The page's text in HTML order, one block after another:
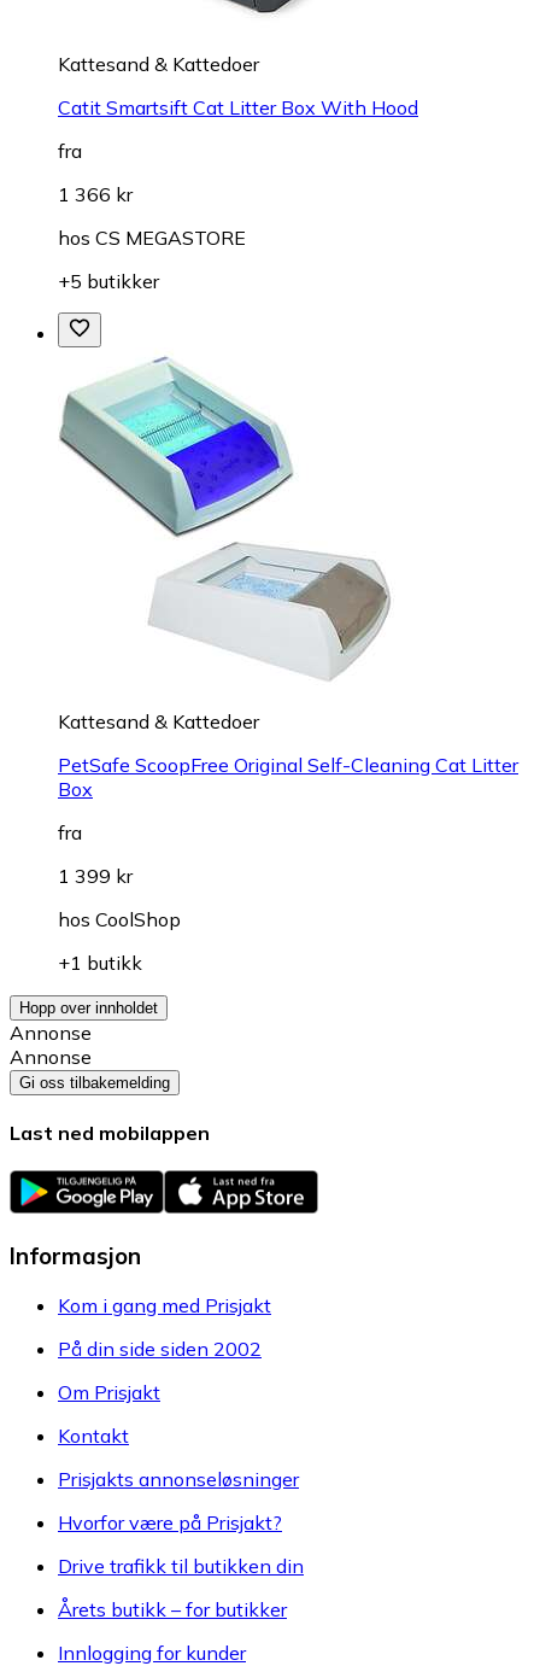
Kattesand & Kattedoer
Catit Smartsift Cat Litter Box With Hood
fra
1 366 kr
hos CS MEGASTORE
+5 butikker
Kattesand & Kattedoer
PetSafe ScoopFree Original Self-Cleaning Cat Litter
Box
fra
1 399 kr
hos CoolShop
+1 butikk
Hopp over innholdet
Annonse
Annonse
Gi oss tilbakemelding
Last ned mobilappen
Informasjon
Kom i gang med Prisjakt
På din side siden 2002
Om Prisjakt
Kontakt
Prisjakts annonseløsninger
Hvorfor være på Prisjakt?
Drive trafikk til butikken din
Årets butikk – for butikker
Innlogging for kunder